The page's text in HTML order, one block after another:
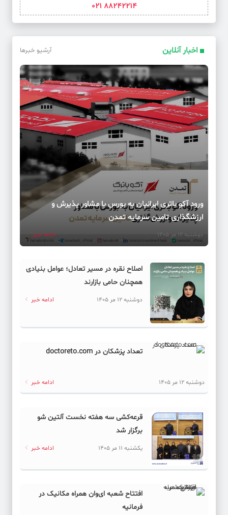
88242214 021
اخبار آنلاین آرشیو خبرها
ورود آکو باتری ایرانیان به بورس با مشاور پذیرش و
ارزشگذاری تامین سرمایه تمدن
دوشنبه 12 مر 1405 ادامه خبر
اصلاح نقره در مسیر تعادل؛ عوامل بنیادی
همچنان حامی بازارند
دوشنبه 12 مر 1405 ادامه خبر
تعداد پزشکان در doctoreto.com
دوشنبه 12 مر 1405 ادامه خبر
قرعه‌کشی سه هفته نخست آلتین شو
برگزار شد
یکشنبه 11 مر 1405 ادامه خبر
افتتاح شعبه ای‌وان همراه مکانیک در
فرمانیه